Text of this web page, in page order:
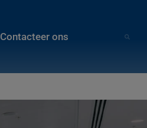
Contacteer ons